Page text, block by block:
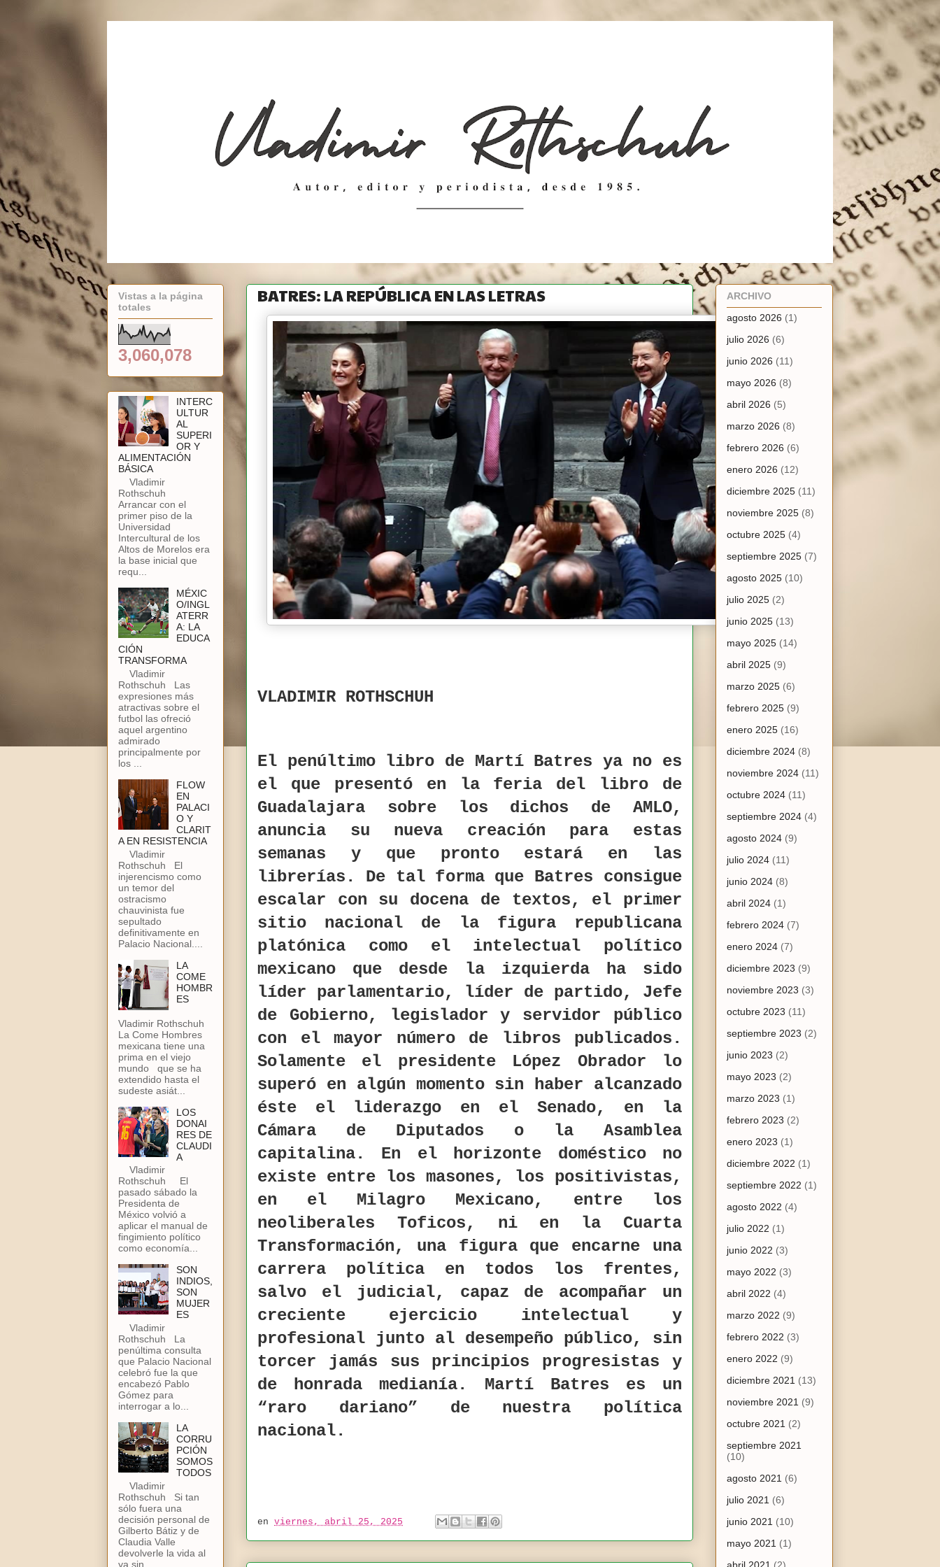
BATRES: LA REPÚBLICA EN LAS LETRAS
VLADIMIR ROTHSCHUH
El penúltimo libro de Martí Batres ya no es
el que presentó en la feria del libro de
Guadalajara sobre los dichos de AMLO,
anuncia su nueva creación para estas
semanas y que pronto estará en las
librerías. De tal forma que Batres consigue
escalar con su docena de textos, el primer
sitio nacional de la figura republicana
platónica como el intelectual político
mexicano que desde la izquierda ha sido
líder parlamentario, líder de partido, Jefe
de Gobierno, legislador y servidor público
con el mayor número de libros publicados.
Solamente el presidente López Obrador lo
superó en algún momento sin haber alcanzado
éste el liderazgo en el Senado, en la
Cámara de Diputados o la Asamblea
capitalina. En el horizonte doméstico no
existe entre los masones, los positivistas,
en el Milagro Mexicano, entre los
neoliberales Toficos, ni en la Cuarta
Transformación, una figura que encarne una
carrera política en todos los frentes,
salvo el judicial, capaz de acompañar un
creciente ejercicio intelectual y
profesional junto al desempeño público, sin
torcer jamás sus principios progresistas y
de honrada medianía. Martí Batres es un
“raro dariano” de nuestra política
nacional.
en viernes, abril 25, 2025
Vistas a la página
totales
3,060,078
INTERC
ULTUR
AL
SUPERI
OR Y
ALIMENTACIÓN
BÁSICA
Vladimir
Rothschuh
Arrancar con el
primer piso de la
Universidad
Intercultural de los
Altos de Morelos era
la base inicial que
requ...
MÉXIC
O/INGL
ATERR
A: LA
EDUCA
CIÓN
TRANSFORMA
Vladimir
Rothschuh Las
expresiones más
atractivas sobre el
futbol las ofreció
aquel argentino
admirado
principalmente por
los ...
FLOW
EN
PALACI
O Y
CLARIT
A EN RESISTENCIA
Vladimir
Rothschuh El
injerencismo como
un temor del
ostracismo
chauvinista fue
sepultado
definitivamente en
Palacio Nacional....
LA
COME
HOMBR
ES
Vladimir Rothschuh
La Come Hombres
mexicana tiene una
prima en el viejo
mundo que se ha
extendido hasta el
sudeste asiát...
LOS
DONAI
RES DE
CLAUDI
A
Vladimir
Rothschuh El
pasado sábado la
Presidenta de
México volvió a
aplicar el manual de
fingimiento político
como economía...
SON
INDIOS,
SON
MUJER
ES
Vladimir
Rothschuh La
penúltima consulta
que Palacio Nacional
celebró fue la que
encabezó Pablo
Gómez para
interrogar a lo...
LA
CORRU
PCIÓN
SOMOS
TODOS
Vladimir
Rothschuh Si tan
sólo fuera una
decisión personal de
Gilberto Bátiz y de
Claudia Valle
devolverle la vida al
ya sin...
ARCHIVO
agosto 2026 (1)
julio 2026 (6)
junio 2026 (11)
mayo 2026 (8)
abril 2026 (5)
marzo 2026 (8)
febrero 2026 (6)
enero 2026 (12)
diciembre 2025 (11)
noviembre 2025 (8)
octubre 2025 (4)
septiembre 2025 (7)
agosto 2025 (10)
julio 2025 (2)
junio 2025 (13)
mayo 2025 (14)
abril 2025 (9)
marzo 2025 (6)
febrero 2025 (9)
enero 2025 (16)
diciembre 2024 (8)
noviembre 2024 (11)
octubre 2024 (11)
septiembre 2024 (4)
agosto 2024 (9)
julio 2024 (11)
junio 2024 (8)
abril 2024 (1)
febrero 2024 (7)
enero 2024 (7)
diciembre 2023 (9)
noviembre 2023 (3)
octubre 2023 (11)
septiembre 2023 (2)
junio 2023 (2)
mayo 2023 (2)
marzo 2023 (1)
febrero 2023 (2)
enero 2023 (1)
diciembre 2022 (1)
septiembre 2022 (1)
agosto 2022 (4)
julio 2022 (1)
junio 2022 (3)
mayo 2022 (3)
abril 2022 (4)
marzo 2022 (9)
febrero 2022 (3)
enero 2022 (9)
diciembre 2021 (13)
noviembre 2021 (9)
octubre 2021 (2)
septiembre 2021
(10)
agosto 2021 (6)
julio 2021 (6)
junio 2021 (10)
mayo 2021 (1)